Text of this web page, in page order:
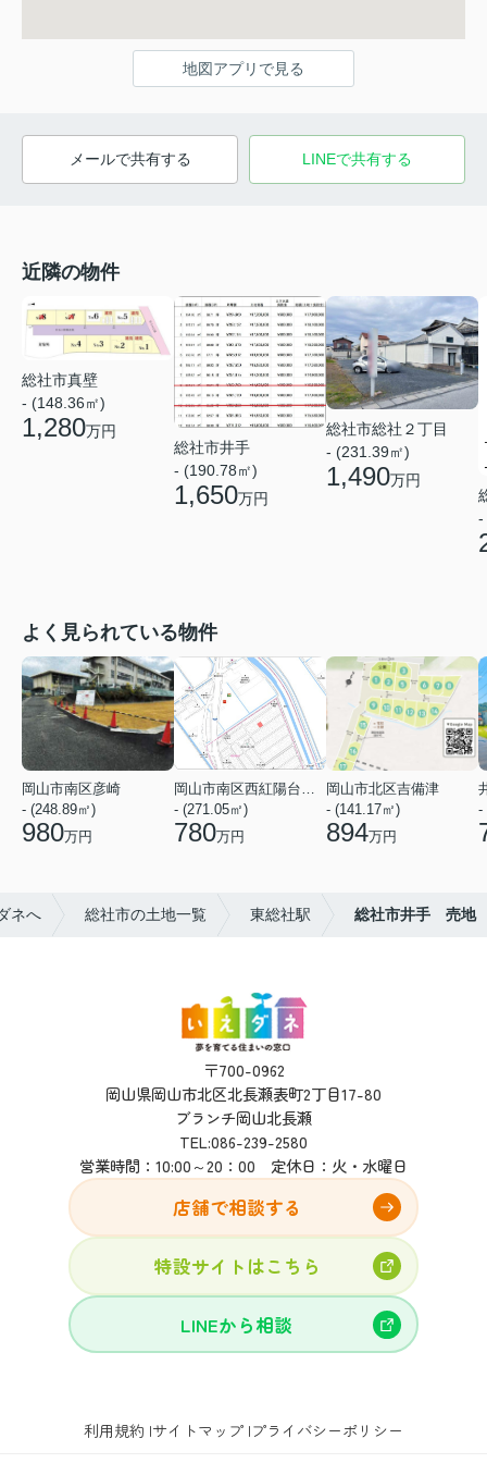
地図アプリで見る
メールで共有する LINEで共有する
近隣の物件
総社市真壁
- (148.36㎡)
1,280万円
総社市井手
- (190.78㎡)
1,650万円
総社市総社２丁目
- (231.39㎡)
1,490万円
-
よく見られている物件
岡山市南区彦崎
- (248.89㎡)
980万円
岡山市南区西紅陽台１丁目
- (271.05㎡)
780万円
岡山市北区吉備津
- (141.17㎡)
894万円
-
ネへ 総社市の土地一覧 東総社駅 総社市井手 売地
〒700-0962
岡山県岡山市北区北長瀬表町2丁目17-80
ブランチ岡山北長瀬
TEL:086-239-2580
営業時間：10:00～20：00 定休日：火・水曜日
店舗で相談する
特設サイトはこちら
LINEから相談
利用規約 サイトマップ プライバシーポリシー